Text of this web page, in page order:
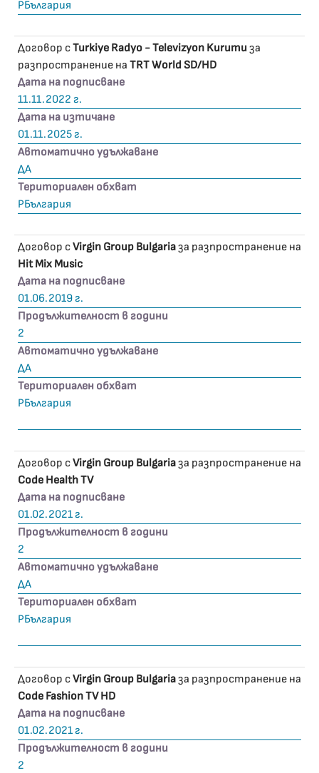
РБългария
Договор сTurkiye Radyo - Televizyon Kurumuза
разпространение на TRT World SD/HD
Дата на подписване
11.11.2022 г.
Дата на изтичане
01.11.2025 г.
Автоматично удължаване
ДА
Териториален обхват
РБългария
Договор сVirgin Group Bulgariaза разпространение на
Hit Mix Music
Дата на подписване
01.06.2019 г.
Продължителност в години
2
Автоматично удължаване
ДА
Териториален обхват
РБългария
Договор сVirgin Group Bulgariaза разпространение на
Code Health TV
Дата на подписване
01.02.2021 г.
Продължителност в години
2
Автоматично удължаване
ДА
Териториален обхват
РБългария
Договор сVirgin Group Bulgariaза разпространение на
Code Fashion TV HD
Дата на подписване
01.02.2021 г.
Продължителност в години
2